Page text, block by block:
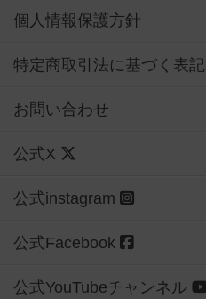
個人情報保護方針
特定商取引法に基づく表記
お問い合わせ
公式X
公式instagram
公式Facebook
公式YouTubeチャンネル